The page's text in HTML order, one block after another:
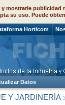
mostrarle
su uso. Puede
Horticom
Datos
Y JARDINERÍA